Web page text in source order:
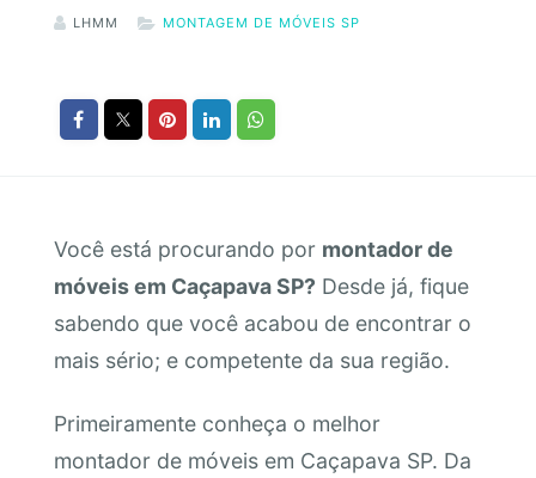
LHMM MONTAGEM DE MÓVEIS SP
Você está procurando por montador de
móveis em Caçapava SP? Desde já, fique
sabendo que você acabou de encontrar o
mais sério; e competente da sua região.
Primeiramente conheça o melhor
montador de móveis em Caçapava SP. Da